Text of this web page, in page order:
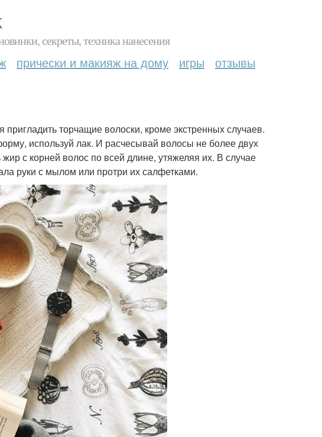
секреты, техника нанесения
прически и макияж на дому игры отзывы
торчащие волоски, кроме экстренных случаев.
используй лак. И расчесывай волосы не более двух
с корней волос по всей длине, утяжеляя их. В случае
руки с мылом или протри их салфетками.